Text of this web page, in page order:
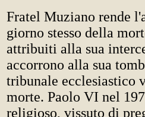
Fratel Muziano rende
giorno stesso della
attribuiti alla sua
accorrono alla sua
tribunale ecclesiastico
morte. Paolo VI nel
religioso, vissuto di